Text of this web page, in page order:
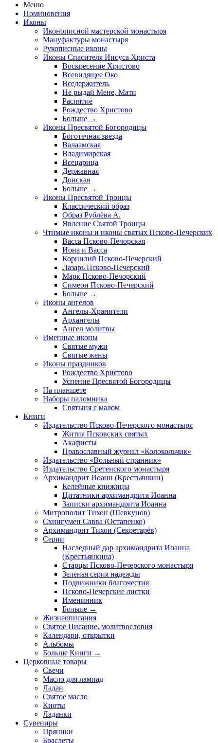
Меню
Поминовения
Иконы
Иконописной мастерской монастыря
Мануфактуры монастыря
Рукописные иконы
Иконы Спасителя Иисуса Христа
Воскресение Христово
Всевидящее Око
Вседержитель
Не рыдай Мене, Мати
Распятие
Рождество Христово
Больше →
Иконы Пресвятой Богородицы
Боготечная звезда
Валаамская
Владимирская
Всецарица
Державная
Донская
Больше →
Иконы Пресвятой Троицы
Классический образ
Образ Рублёва А.
Явление Святой Троицы
Чтимые иконы и иконы святых Псково-Печерских
Васса Псково-Печорская
Иона и Васса
Корнилий Псково-Печерский
Лазарь Псково-Печерский
Марк Псково-Печорский
Симеон Псково-Печерский
Больше →
Иконы ангелов
Ангелы-Хранители
Архангелы
Ангел молитвы
Именные иконы
Святые мужи
Святые жены
Иконы праздников
Рождество Христово
Успение Пресвятой Богородицы
На планшете
Наборы паломника
Святыня с малом
Книги
Издательство Псково-Печерского монастыря
Жития Псковских святых
Акафисты
Православный журнал «Колокольчик»
Издательство «Вольный странник»
Издательство Сретенского монастыря
Архимандрит Иоанн (Крестьянкин)
Келейные книжицы
Цитатники архимандрита Иоанна
Записки архимандрита Иоанна
Митрополит Тихон (Шевкунов)
Схиигумен Савва (Остапенко)
Архимандрит Тихон (Секретарёв)
Серии
Наследный дар архимандрита Иоанна
(Крестьянкина)
Старцы Псково-Печерского монастыря
Зеленая серия надежды
Подвижники благочестия
Псково-Печерские листки
Именинник
Больше →
Жизнеописания
Святое Писание, молитвословия
Календари, открытки
Альбомы
Больше Книги →
Церковные товары
Свечи
Масло для лампад
Ладан
Святое масло
Киоты
Ладанки
Сувениры
Пряники
Браслеты